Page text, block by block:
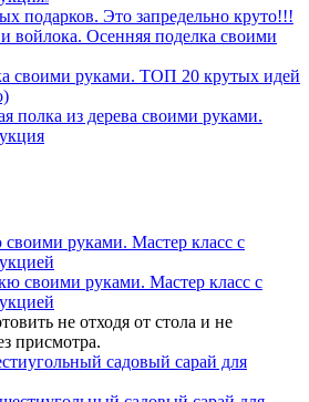
подарков. Это запредельно круто!!!
Осенняя поделка своими
своими руками. ТОП 20 крутых идей
полка из дерева своими руками.
руками. Мастер класс с
не отходя от стола и не
присмотра.
садовый сарай для